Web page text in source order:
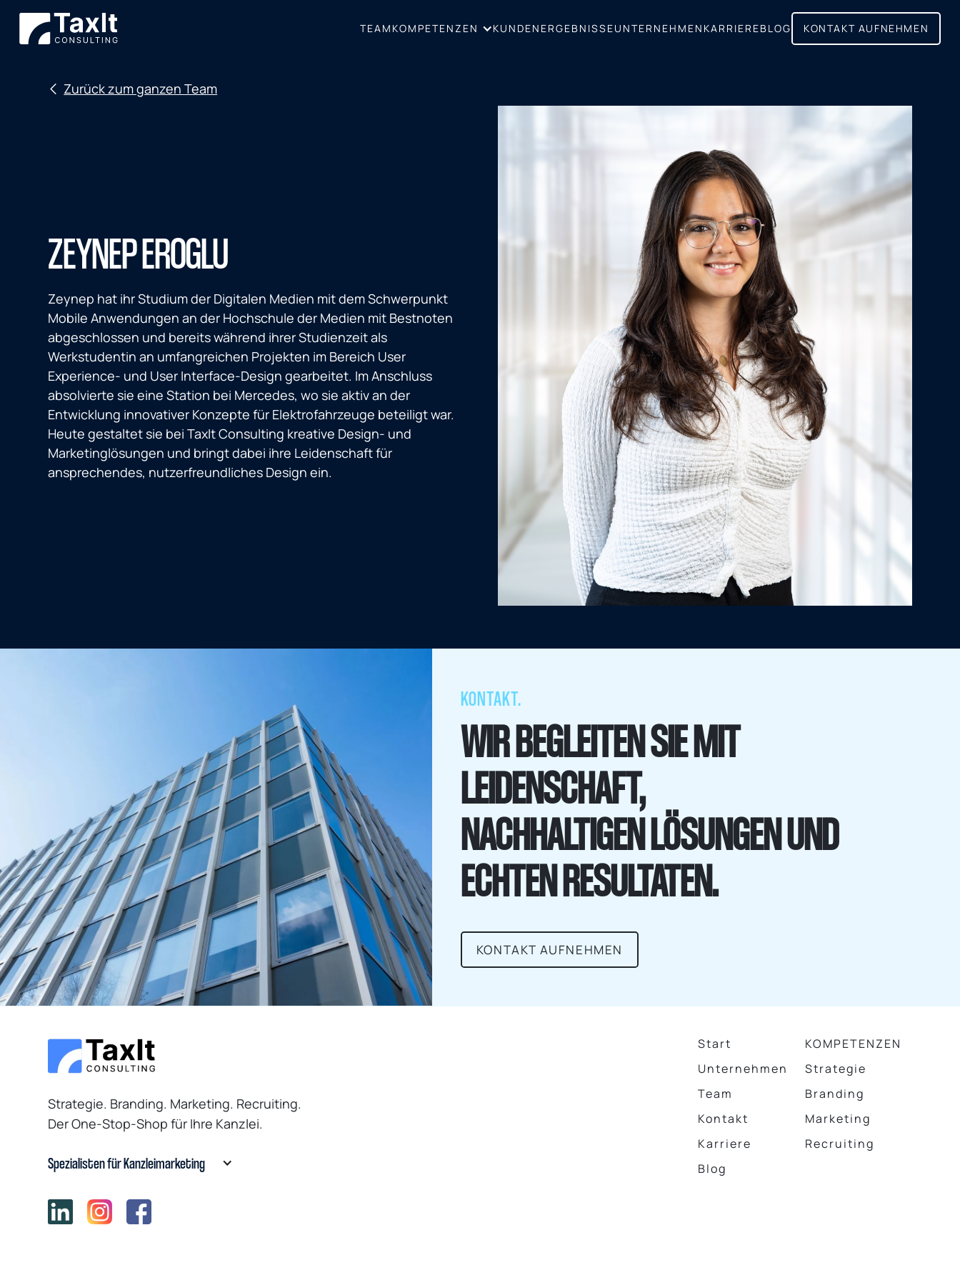
TEAM KOMPETENZEN KUNDENERGEBNISSEUNTERNEHMEN KARRIEREBLOG KONTAKT AUFNEHMEN
Zurück zum ganzen Team
ZEYNEP EROGLU
Zeynep hat ihr Studium der Digitalen Medien mit dem Schwerpunkt
Mobile Anwendungen an der Hochschule der Medien mit Bestnoten
abgeschlossen und bereits während ihrer Studienzeit als
Werkstudentin an umfangreichen Projekten im Bereich User
Experience- und User Interface-Design gearbeitet. Im Anschluss
absolvierte sie eine Station bei Mercedes, wo sie aktiv an der
Entwicklung innovativer Konzepte für Elektrofahrzeuge beteiligt war.
Heute gestaltet sie bei TaxIt Consulting kreative Design- und
Marketinglösungen und bringt dabei ihre Leidenschaft für
ansprechendes, nutzerfreundliches Design ein.
Uhlandstr. 14
70182 Stuttgart
KONTAKT.
WIR BEGLEITEN SIE MIT
LEIDENSCHAFT,
NACHHALTIGEN LÖSUNGEN UND
ECHTEN RESULTATEN.
KONTAKT AUFNEHMEN
Strategie. Branding. Marketing. Recruiting.
Der One-Stop-Shop für Ihre Kanzlei.
Spezialisten für Kanzleimarketing
Start
Unternehmen
Team
Kontakt
Karriere
Blog
KOMPETENZEN
Strategie
Branding
Marketing
Recruiting